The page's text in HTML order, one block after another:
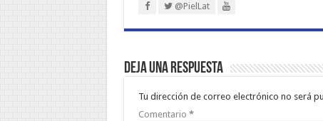
@PielLat
Deja una respuesta
Tu dirección de correo electrónico no será
Comentario *